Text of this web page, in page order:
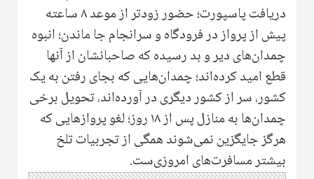
دریافت پاسپورت؛ حضور زودتر از موعد ۸ ساعته
پیش از پرواز در فرودگاه و سرانجام جا ماندن؛ انبوه
چمدان‌های دیر و بد رسیده که صاحبانشان از آنها
قطع امید کرده‌اند؛ چمدان‌هایی که بجای رفتن به یک
کشور، سر از کشور دیگری در آورده‌اند، تحویل برخی
چمدان‌ها به منازل پس از ۱۸ روز؛ لغو پروازهایی که
هرگز جایگزین نمی‌شوند همگی از تجربیات تلخ
بیشتر مسافرت‌های امروزی‌ست.